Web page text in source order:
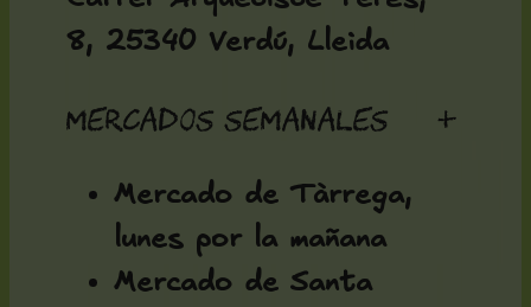
8, 25340 Verdú, Lleida
Mercados semanales +
Mercado de Tàrrega,
lunes por la mañana
Mercado de Santa